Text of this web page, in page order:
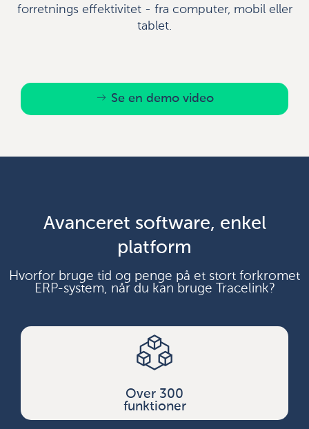
forretnings effektivitet - fra computer, mobil eller
tablet.
Se en demo video
Avanceret software, enkel
platform
Hvorfor bruge tid og penge på et stort forkromet
ERP-system, når du kan bruge Tracelink?
Over 300
funktioner